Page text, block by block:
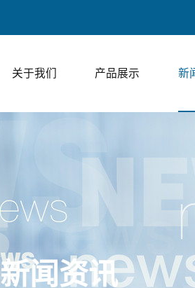
关于我们 产品展示 新
新闻资讯